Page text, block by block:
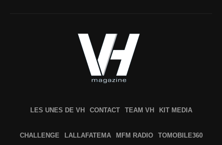
LES UNES DE VH CONTACT TEAM VH KIT MEDIA
CHALLENGE LALLAFATEMA MFM RADIO TOMOBILE360